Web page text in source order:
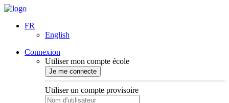
FR
English
Connexion
Utiliser mon compte école
Je me connecte
Utiliser un compte provisoire